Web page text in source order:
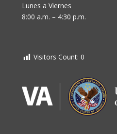
Lunes a Viernes
8:00 a.m. – 4:30 p.m.
Visitors Count: 0